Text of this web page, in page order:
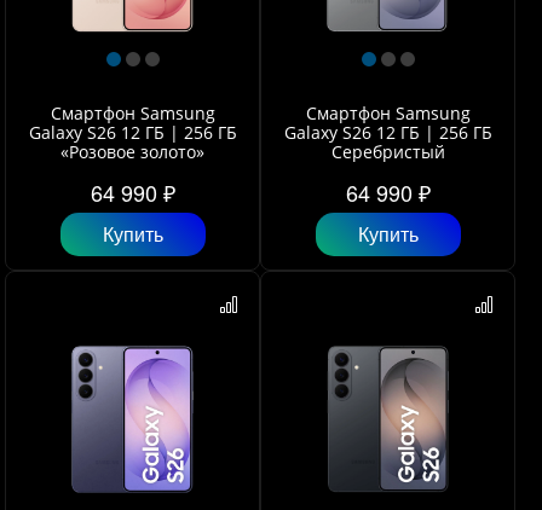
Смартфон Samsung
Galaxy S26 12 ГБ | 256 ГБ
«Розовое золото»
64 990 ₽
Купить
Смартфон Samsung
Galaxy S26 12 ГБ | 256 ГБ
Серебристый
64 990 ₽
Купить